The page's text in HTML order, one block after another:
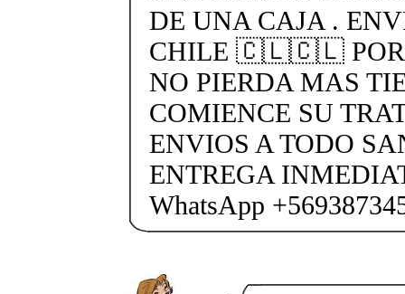
DE UNA CAJA .
CHILE 🇨🇱🇨🇱 POR
NO PIERDA MAS
COMIENCE SU
ENVIOS A TODO
ENTREGA
WhatsApp